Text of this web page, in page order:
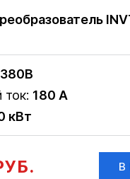
380В
180 А
кВт
В